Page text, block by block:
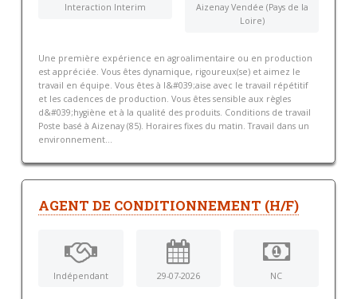
Interaction Interim
Aizenay Vendée (Pays de la
Loire)
Une première expérience en agroalimentaire ou en production
est appréciée. Vous êtes dynamique, rigoureux(se) et aimez le
travail en équipe. Vous êtes à l&#039;aise avec le travail répétitif
et les cadences de production. Vous êtes sensible aux règles
d&#039;hygiène et à la qualité des produits. Conditions de travail
Poste basé à Aizenay (85). Horaires fixes du matin. Travail dans un
environnement...
AGENT DE CONDITIONNEMENT (H/F)
Indépendant 29-07-2026 NC